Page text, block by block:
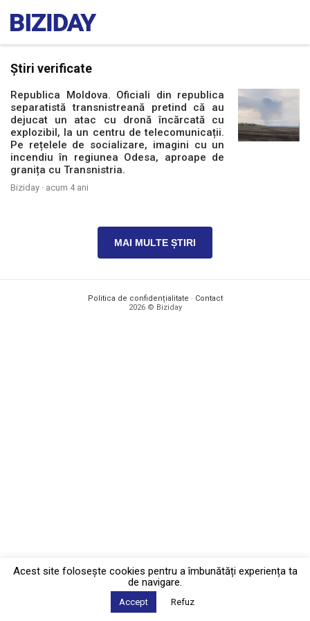
Știri verificate
Republica Moldova. Oficiali din republica
separatistă transnistreană pretind că au
dejucat un atac cu dronă încărcată cu
explozibil, la un centru de telecomunicații.
Pe rețelele de socializare, imagini cu un
incendiu în regiunea Odesa, aproape de
granița cu Transnistria.
Biziday · acum 4 ani
MAI MULTE ȘTIRI
Politica de confidențialitate · Contact
2026 © Biziday
Acest site foloseşte cookies pentru a îmbunătăți experiența ta
de navigare.
Accept Refuz